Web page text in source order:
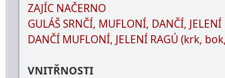
ZAJÍC NAČERNO
GULÁŠ SRNČÍ, MUFLONÍ, DANČÍ, JELENÍ
DANČÍ MUFLONÍ, JELENÍ RAGÚ (krk,
VNITŘNOSTI